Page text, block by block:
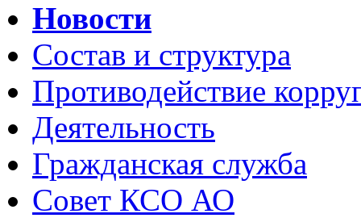
Новости
Состав и структура
Противодействие
Деятельность
Гражданская служба
Совет КСО АО